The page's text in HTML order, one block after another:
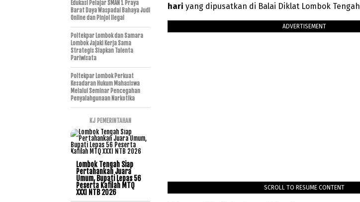
hari yang dipusatkan di Balai Diklat Lombok
ADVERTISEMENT
SCROLL TO RESUME CONTENT
Edukasi Pelajar SMAN 1 Praya
Barat Daya Waspadai Bahaya Judi
Online dan Pinjol Ilegal
Poltekpar Lombok dan Samara
Lombok Jajaki Kerja Sama
Strategis Siapkan Talenta
Pariwisata
Poltekpar Lombok Perkuat
Kesadaran Hukum Mahasiswa
Melalui Seminar Pencegahan
Penyalahgunaan Narkotika
KJ PEMERINTAHAN
Lombok Tengah Siap
Pertahankan Juara
Umum, Bupati Lepas 56
Peserta Kafilah MTQ
XXXI NTB 2026